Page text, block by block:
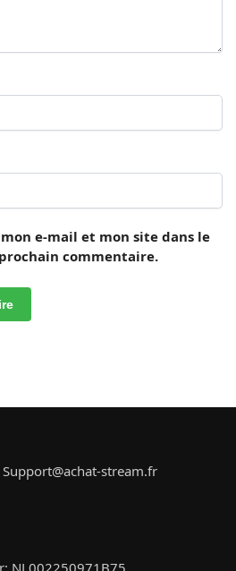
e-mail et mon site dans le
commentaire.
stream.fr